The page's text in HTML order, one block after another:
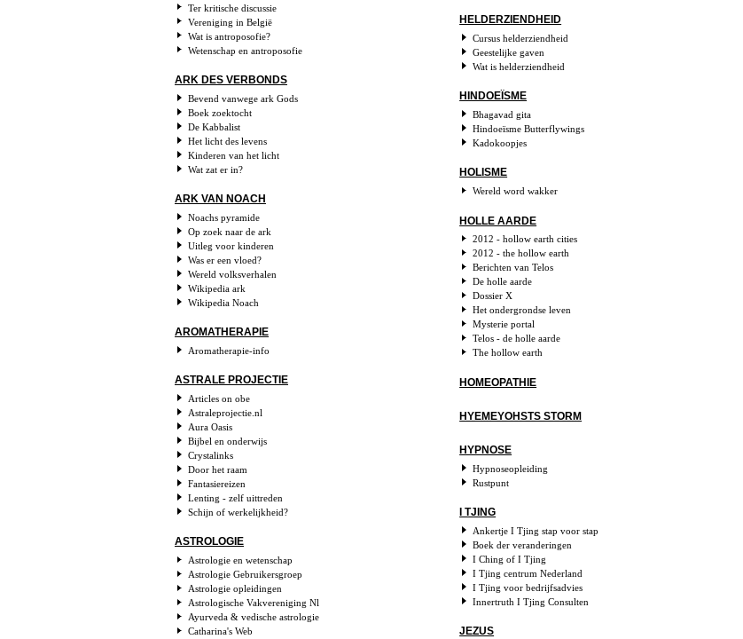
Ter kritische discussie
Vereniging in België
Wat is antroposofie?
Wetenschap en antroposofie
ARK DES VERBONDS
Bevend vanwege ark Gods
Boek zoektocht
De Kabbalist
Het licht des levens
Kinderen van het licht
Wat zat er in?
ARK VAN NOACH
Noachs pyramide
Op zoek naar de ark
Uitleg voor kinderen
Was er een vloed?
Wereld volksverhalen
Wikipedia ark
Wikipedia Noach
AROMATHERAPIE
Aromatherapie-info
ASTRALE PROJECTIE
Articles on obe
Astraleprojectie.nl
Aura Oasis
Bijbel en onderwijs
Crystalinks
Door het raam
Fantasiereizen
Lenting - zelf uittreden
Schijn of werkelijkheid?
ASTROLOGIE
Astrologie en wetenschap
Astrologie Gebruikersgroep
Astrologie opleidingen
Astrologische Vakvereniging Nl
Ayurveda & vedische astrologie
Catharina's Web
HELDERZIENDHEID
Cursus helderziendheid
Geestelijke gaven
Wat is helderziendheid
HINDOEÏSME
Bhagavad gita
Hindoeïsme Butterflywings
Kadokoopjes
HOLISME
Wereld word wakker
HOLLE AARDE
2012 - hollow earth cities
2012 - the hollow earth
Berichten van Telos
De holle aarde
Dossier X
Het ondergrondse leven
Mysterie portal
Telos - de holle aarde
The hollow earth
HOMEOPATHIE
HYEMEYOHSTS STORM
HYPNOSE
Hypnoseopleiding
Rustpunt
I TJING
Ankertje I Tjing stap voor stap
Boek der veranderingen
I Ching of I Tjing
I Tjing centrum Nederland
I Tjing voor bedrijfsadvies
Innertruth I Tjing Consulten
JEZUS